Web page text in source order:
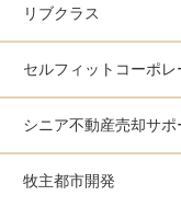
リブクラス
セルフィットコーポレ
シニア不動産売却サ
牧主都市開発